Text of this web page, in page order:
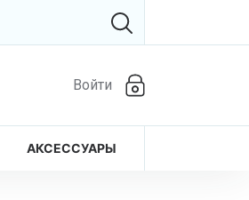
Войти
АКСЕССУАРЫ